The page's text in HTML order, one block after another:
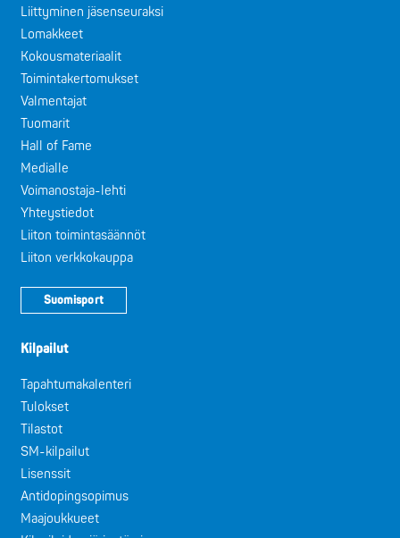
Liittyminen jäsenseuraksi
Lomakkeet
Kokousmateriaalit
Toimintakertomukset
Valmentajat
Tuomarit
Hall of Fame
Medialle
Voimanostaja-lehti
Yhteystiedot
Liiton toimintasäännöt
Liiton verkkokauppa
Suomisport
Kilpailut
Tapahtumakalenteri
Tulokset
Tilastot
SM-kilpailut
Lisenssit
Antidopingsopimus
Maajoukkueet